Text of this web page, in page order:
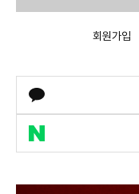
회원가입